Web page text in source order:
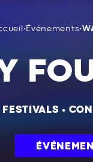
•Événements•
•